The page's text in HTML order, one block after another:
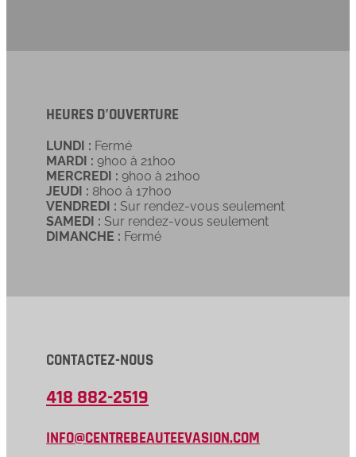
HEURES D’OUVERTURE
LUNDI : Fermé
MARDI : 9h00 à 21h00
MERCREDI : 9h00 à 21h00
JEUDI : 8h00 à 17h00
VENDREDI : Sur rendez-vous seulement
SAMEDI : Sur rendez-vous seulement
DIMANCHE : Fermé
CONTACTEZ-NOUS
418 882-2519
INFO@CENTREBEAUTEEVASION.COM